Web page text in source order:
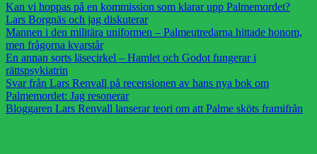
Kan vi hoppas på en kommission som klarar upp Palmemordet?
Lars Borgnäs och jag diskuterar
Mannen i den militära uniformen – Palmeutredarna hittade honom,
men frågorna kvarstår
En annan sorts läsecirkel – Hamlet och Godot fungerar i
rättspsykiatrin
Svar från Lars Renvall på recensionen av hans nya bok om
Palmemordet: Jag resonerar
Bloggaren Lars Renvall lanserar teori om att Palme sköts framifrån